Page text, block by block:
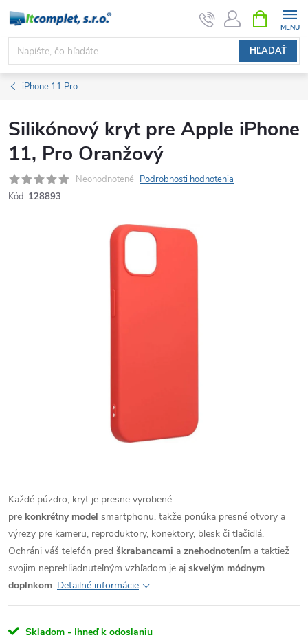
Prejsť
obsah
HĽADAŤ
KOŠÍK
iPhone 11 Pro
Silikónový kryt pre Apple iPhone
11, Pro Oranžový
Neohodnotené Podrobnosti hodnotenia
Kód: 128893
Každé púzdro, kryt je presne vyrobené
pre konkrétny model smartphonu, takže ponúka presné otvory a
výrezy pre kameru, reproduktory, konektory, blesk či tlačidlá.
Ochráni váš telefón pred škrabancami a znehodnotením a taktiež
svojim neprehliadnuteľným vzhľadom je aj skvelým módnym
doplnkom. Detailné informácie
Skladom - Ihneď k odoslaniu